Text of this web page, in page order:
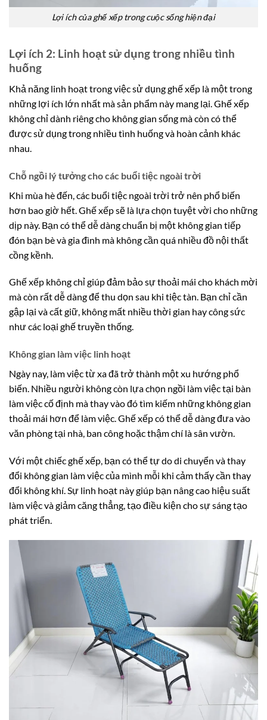
Lợi ích của ghế xếp trong cuộc sống hiện đại
Lợi ích 2: Linh hoạt sử dụng trong nhiều tình
huống
Khả năng linh hoạt trong việc sử dụng ghế xếp là một trong
những lợi ích lớn nhất mà sản phẩm này mang lại. Ghế xếp
không chỉ dành riêng cho không gian sống mà còn có thể
được sử dụng trong nhiều tình huống và hoàn cảnh khác
nhau.
Chỗ ngồi lý tưởng cho các buổi tiệc ngoài trời
Khi mùa hè đến, các buổi tiệc ngoài trời trở nên phổ biến
hơn bao giờ hết. Ghế xếp sẽ là lựa chọn tuyệt vời cho những
dịp này. Bạn có thể dễ dàng chuẩn bị một không gian tiếp
đón bạn bè và gia đình mà không cần quá nhiều đồ nội thất
cồng kềnh.
Ghế xếp không chỉ giúp đảm bảo sự thoải mái cho khách mời
mà còn rất dễ dàng để thu dọn sau khi tiệc tàn. Bạn chỉ cần
gập lại và cất giữ, không mất nhiều thời gian hay công sức
như các loại ghế truyền thống.
Không gian làm việc linh hoạt
Ngày nay, làm việc từ xa đã trở thành một xu hướng phổ
biến. Nhiều người không còn lựa chọn ngồi làm việc tại bàn
làm việc cố định mà thay vào đó tìm kiếm những không gian
thoải mái hơn để làm việc. Ghế xếp có thể dễ dàng đưa vào
văn phòng tại nhà, ban công hoặc thậm chí là sân vườn.
Với một chiếc ghế xếp, bạn có thể tự do di chuyển và thay
đổi không gian làm việc của mình mỗi khi cảm thấy cần thay
đổi không khí. Sự linh hoạt này giúp bạn nâng cao hiệu suất
làm việc và giảm căng thẳng, tạo điều kiện cho sự sáng tạo
phát triển.